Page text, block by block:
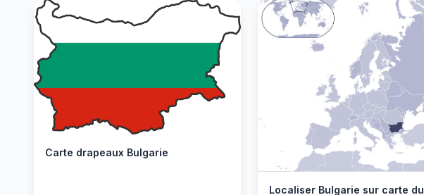
Carte drapeaux Bulgarie
Localiser Bulgarie sur carte du